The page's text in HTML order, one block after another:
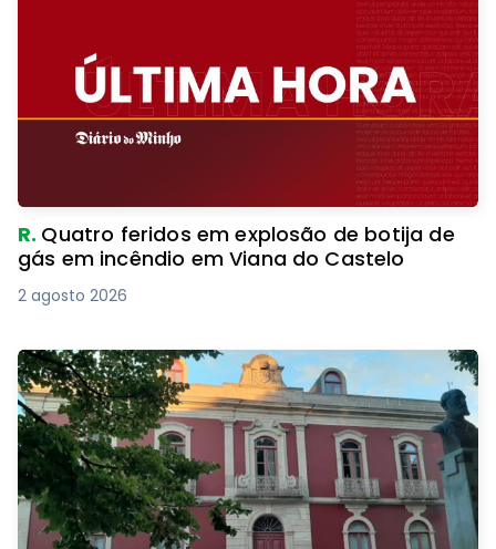
R. Quatro feridos em explosão de botija de
gás em incêndio em Viana do Castelo
2 agosto 2026